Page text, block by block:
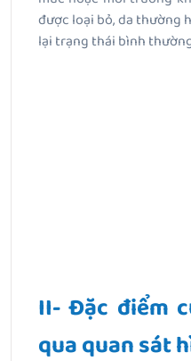
được loại bỏ, da thường
lại trạng thái bình
II- Đặc điểm
qua quan sát